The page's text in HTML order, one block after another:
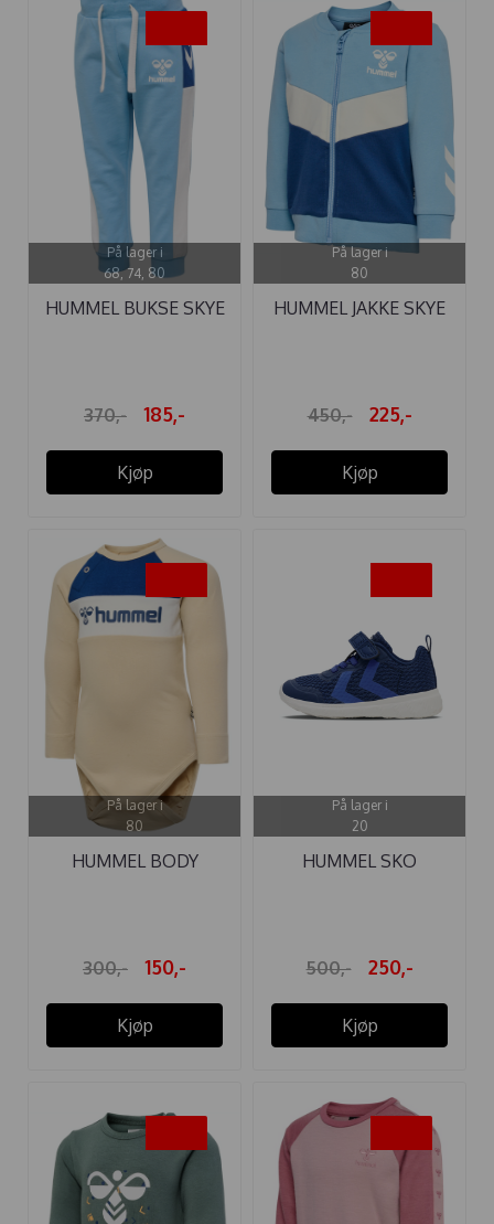
På lager i
68, 74, 80
HUMMEL BUKSE SKYE
370,- 185,-
Kjøp
På lager i
80
HUMMEL JAKKE SKYE
450,- 225,-
Kjøp
På lager i
80
HUMMEL BODY
300,- 150,-
Kjøp
På lager i
20
HUMMEL SKO
500,- 250,-
Kjøp